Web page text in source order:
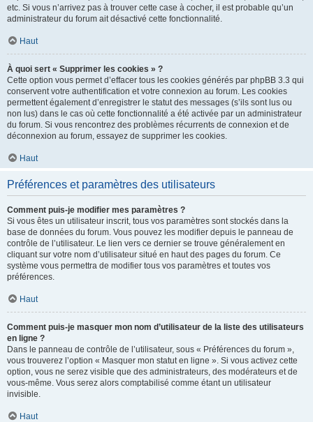
etc. Si vous n’arrivez pas à trouver cette case à cocher, il est probable qu’un
administrateur du forum ait désactivé cette fonctionnalité.
Haut
À quoi sert « Supprimer les cookies » ?
Cette option vous permet d’effacer tous les cookies générés par phpBB 3.3 qui
conservent votre authentification et votre connexion au forum. Les cookies
permettent également d’enregistrer le statut des messages (s’ils sont lus ou
non lus) dans le cas où cette fonctionnalité a été activée par un administrateur
du forum. Si vous rencontrez des problèmes récurrents de connexion et de
déconnexion au forum, essayez de supprimer les cookies.
Haut
Préférences et paramètres des utilisateurs
Comment puis-je modifier mes paramètres ?
Si vous êtes un utilisateur inscrit, tous vos paramètres sont stockés dans la
base de données du forum. Vous pouvez les modifier depuis le panneau de
contrôle de l’utilisateur. Le lien vers ce dernier se trouve généralement en
cliquant sur votre nom d’utilisateur situé en haut des pages du forum. Ce
système vous permettra de modifier tous vos paramètres et toutes vos
préférences.
Haut
Comment puis-je masquer mon nom d’utilisateur de la liste des utilisateurs
en ligne ?
Dans le panneau de contrôle de l’utilisateur, sous « Préférences du forum »,
vous trouverez l’option « Masquer mon statut en ligne ». Si vous activez cette
option, vous ne serez visible que des administrateurs, des modérateurs et de
vous-même. Vous serez alors comptabilisé comme étant un utilisateur
invisible.
Haut